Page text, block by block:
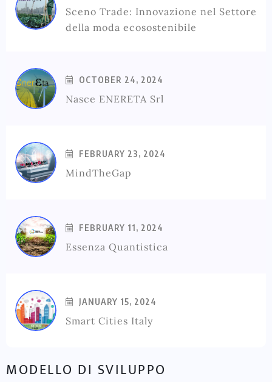
Sceno Trade: Innovazione nel Settore
della moda ecosostenibile
OCTOBER 24, 2024
Nasce ENERETA Srl
FEBRUARY 23, 2024
MindTheGap
FEBRUARY 11, 2024
Essenza Quantistica
JANUARY 15, 2024
Smart Cities Italy
MODELLO DI SVILUPPO